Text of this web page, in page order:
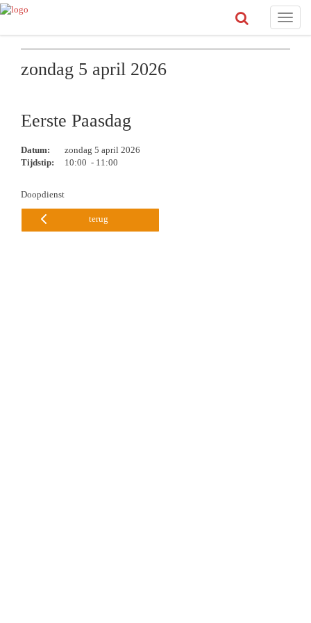
Toggle
zondag 5 april 2026
Eerste Paasdag
Datum:
zondag 5 april 2026
Tijdstip:
10:00 - 11:00
Doopdienst
terug